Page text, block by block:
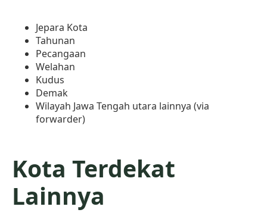
Jepara Kota
Tahunan
Pecangaan
Welahan
Kudus
Demak
Wilayah Jawa Tengah utara lainnya (via
forwarder)
Kota Terdekat
Lainnya